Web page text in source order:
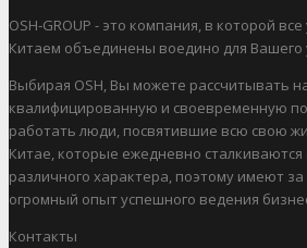
OSH-GROUP - это компания, в которой
Китаем объединены воедино для Вашего
Выбирая OSH, Вы можете рассчитывать
квалифицированную и своевременную
работать люди, посвятившие всю свою
Китае, которые ежедневно
различного характера, поэтому имеют
огромный опыт успешного ведения
Контакты